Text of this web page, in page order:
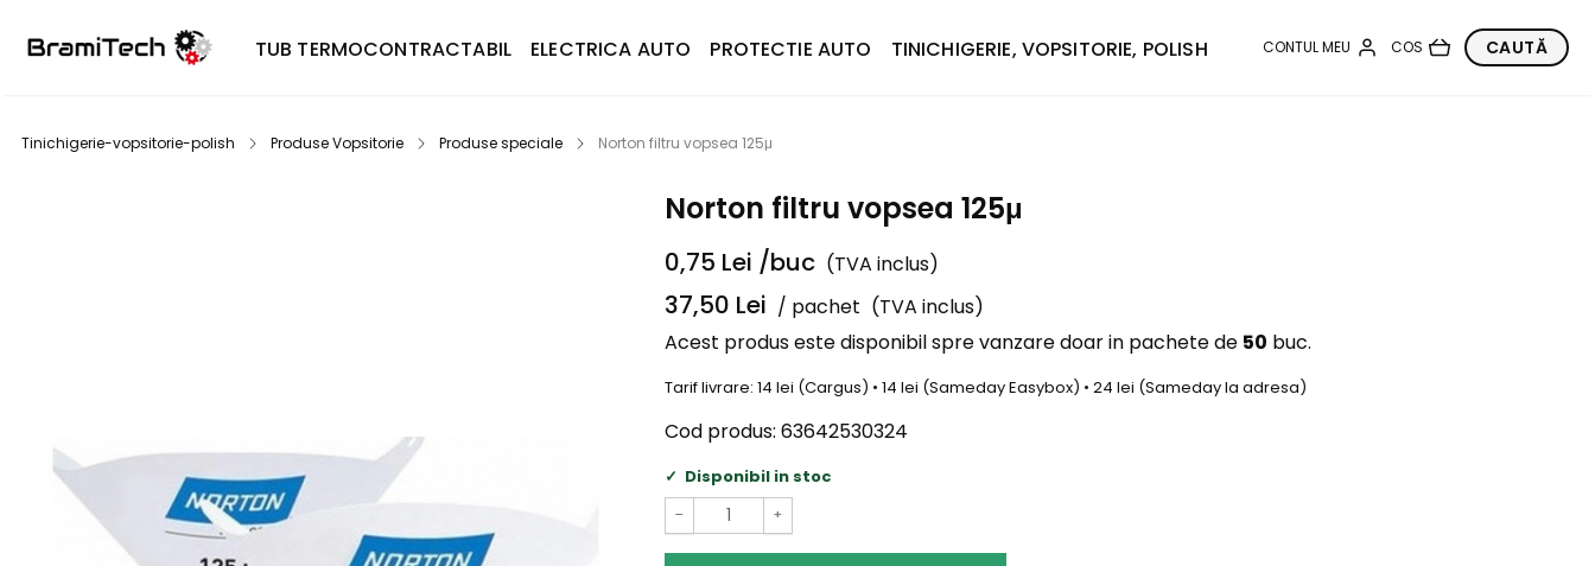
TUB TERMOCONTRACTABIL ELECTRICA AUTO PROTECTIE AUTO TINICHIGERIE, VOPSITORIE, POLISH
Tinichigerie-vopsitorie-polish Produse Vopsitorie Produse speciale Norton filtru vopsea 125μ
Norton filtru vopsea 125μ
0,75 Lei /buc (TVA inclus)
37,50 Lei / pachet (TVA inclus)
Acest produs este disponibil spre vanzare doar in pachete de 50 buc.
Tarif livrare: 14 lei (Cargus) • 14 lei (Sameday Easybox) • 24 lei (Sameday la adresa)
Cod produs: 63642530324
Disponibil in stoc
− +